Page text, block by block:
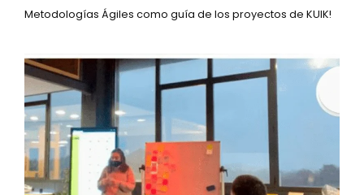
Metodologías Ágiles como guía de los proyectos de KUIK!